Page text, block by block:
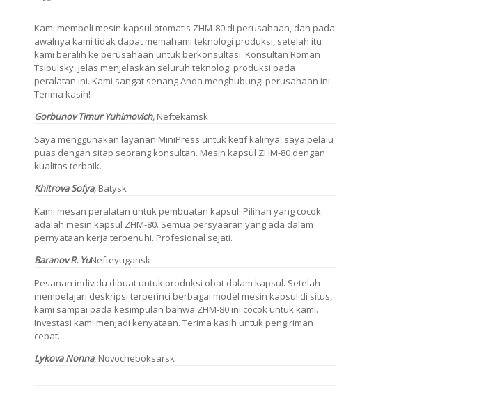
Kami membeli mesin kapsul otomatis ZHM-80 di perusahaan, dan pada
awalnya kami tidak dapat memahami teknologi produksi, setelah itu
kami beralih ke perusahaan untuk berkonsultasi. Konsultan Roman
Tsibulsky, jelas menjelaskan seluruh teknologi produksi pada
peralatan ini. Kami sangat senang Anda menghubungi perusahaan ini.
Terima kasih!
Gorbunov Timur Yuhimovich, Neftekamsk
Saya menggunakan layanan MiniPress untuk ketif kalinya, saya pelalu
puas dengan sitap seorang konsultan. Mesin kapsul ZHM-80 dengan
kualitas terbaik.
Khitrova Sofya, Batysk
Kami mesan peralatan untuk pembuatan kapsul. Pilihan yang cocok
adalah mesin kapsul ZHM-80. Semua persyaaran yang ada dalam
pernyataan kerja terpenuhi. Profesional sejati.
Baranov R. YuNefteyugansk
Pesanan individu dibuat untuk produksi obat dalam kapsul. Setelah
mempelajari deskripsi terperinci berbagai model mesin kapsul di situs,
kami sampai pada kesimpulan bahwa ZHM-80 ini cocok untuk kami.
Investasi kami menjadi kenyataan. Terima kasih untuk pengiriman
cepat.
Lykova Nonna, Novocheboksarsk